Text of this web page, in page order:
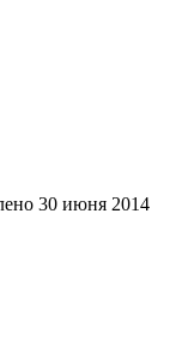
30 июня 2014